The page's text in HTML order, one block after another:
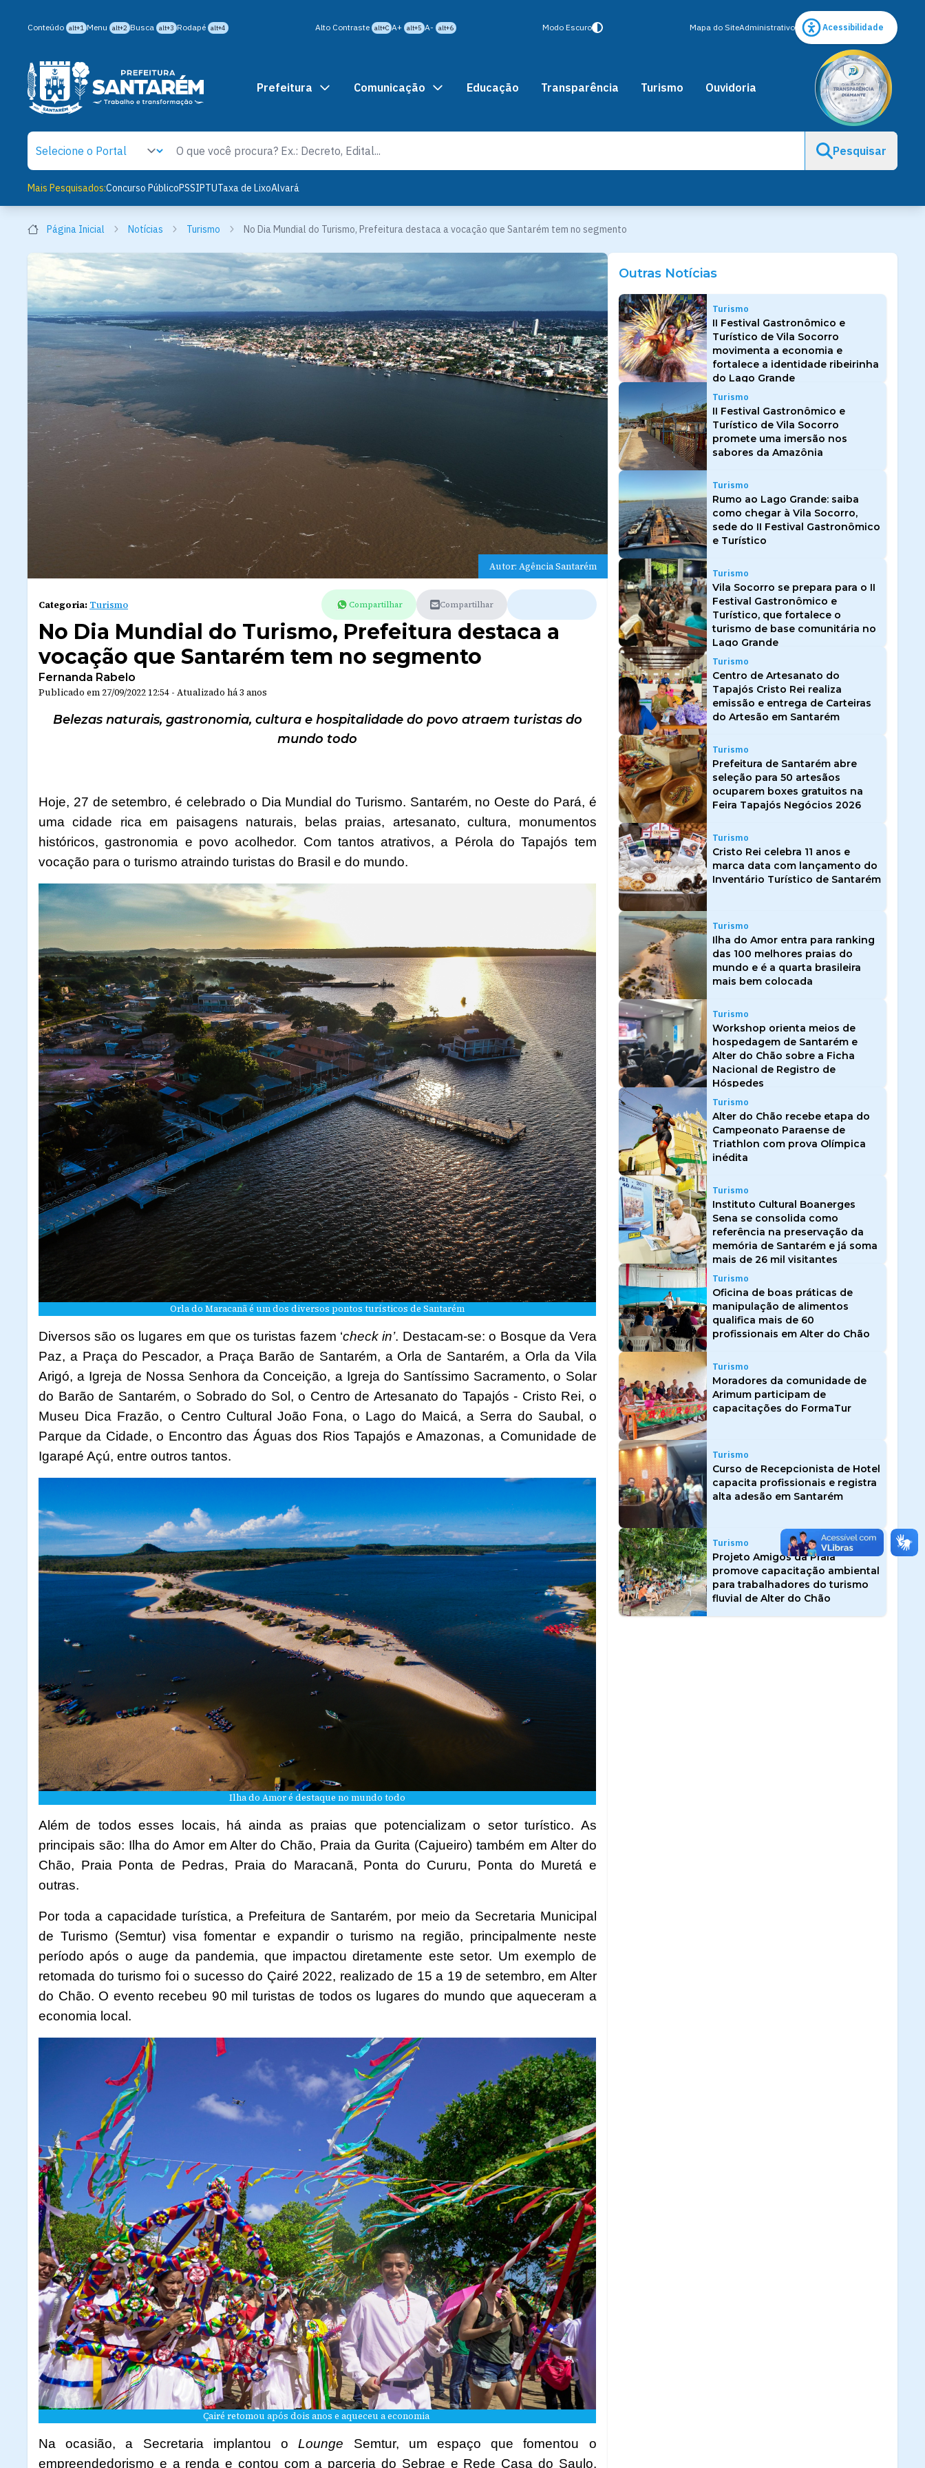
Conteúdo alt+1 Menu alt+2 Busca alt+3 Rodapé alt+4 Alto Contraste alt+C A+ alt+5 A- alt+6 Modo Escuro Mapa do SiteAdministrativo Acessibilidade
Prefeitura Comunicação Educação Transparência Turismo Ouvidoria
Pesquisar
Mais Pesquisados:Concurso PúblicoPSSIPTUTaxa de LixoAlvará
Página Inicial Notícias Turismo No Dia Mundial do Turismo, Prefeitura destaca a vocação que Santarém tem no segmento
Autor: Agência Santarém
Categoria: Turismo Compartilhar Compartilhar
No Dia Mundial do Turismo, Prefeitura destaca a
vocação que Santarém tem no segmento
Fernanda Rabelo
Publicado em 27/09/2022 12:54 - Atualizado há 3 anos
Belezas naturais, gastronomia, cultura e hospitalidade do povo atraem turistas do
mundo todo
Hoje, 27 de setembro, é celebrado o Dia Mundial do Turismo. Santarém, no Oeste do Pará, é
uma cidade rica em paisagens naturais, belas praias, artesanato, cultura, monumentos
históricos, gastronomia e povo acolhedor. Com tantos atrativos, a Pérola do Tapajós tem
vocação para o turismo atraindo turistas do Brasil e do mundo.
Orla do Maracanã é um dos diversos pontos turísticos de Santarém
Diversos são os lugares em que os turistas fazem ‘check in’. Destacam-se: o Bosque da Vera
Paz, a Praça do Pescador, a Praça Barão de Santarém, a Orla de Santarém, a Orla da Vila
Arigó, a Igreja de Nossa Senhora da Conceição, a Igreja do Santíssimo Sacramento, o Solar
do Barão de Santarém, o Sobrado do Sol, o Centro de Artesanato do Tapajós - Cristo Rei, o
Museu Dica Frazão, o Centro Cultural João Fona, o Lago do Maicá, a Serra do Saubal, o
Parque da Cidade, o Encontro das Águas dos Rios Tapajós e Amazonas, a Comunidade de
Igarapé Açú, entre outros tantos.
Ilha do Amor é destaque no mundo todo
Além de todos esses locais, há ainda as praias que potencializam o setor turístico. As
principais são: Ilha do Amor em Alter do Chão, Praia da Gurita (Cajueiro) também em Alter do
Chão, Praia Ponta de Pedras, Praia do Maracanã, Ponta do Cururu, Ponta do Muretá e
outras.
Por toda a capacidade turística, a Prefeitura de Santarém, por meio da Secretaria Municipal
de Turismo (Semtur) visa fomentar e expandir o turismo na região, principalmente neste
período após o auge da pandemia, que impactou diretamente este setor. Um exemplo de
retomada do turismo foi o sucesso do Çairé 2022, realizado de 15 a 19 de setembro, em Alter
do Chão. O evento recebeu 90 mil turistas de todos os lugares do mundo que aqueceram a
economia local.
Çairé retomou após dois anos e aqueceu a economia
Na ocasião, a Secretaria implantou oLounge Semtur, um espaço que fomentou o
empreendedorismo e a renda e contou com a parceria do Sebrae e Rede Casa do Saulo.
Outras Notícias
Turismo
II Festival Gastronômico e
Turístico de Vila Socorro
movimenta a economia e
fortalece a identidade ribeirinha
do Lago Grande
Turismo
II Festival Gastronômico e
Turístico de Vila Socorro
promete uma imersão nos
sabores da Amazônia
Turismo
Rumo ao Lago Grande: saiba
como chegar à Vila Socorro,
sede do II Festival Gastronômico
e Turístico
Turismo
Vila Socorro se prepara para o II
Festival Gastronômico e
Turístico, que fortalece o
turismo de base comunitária no
Lago Grande
Turismo
Centro de Artesanato do
Tapajós Cristo Rei realiza
emissão e entrega de Carteiras
do Artesão em Santarém
Turismo
Prefeitura de Santarém abre
seleção para 50 artesãos
ocuparem boxes gratuitos na
Feira Tapajós Negócios 2026
Turismo
Cristo Rei celebra 11 anos e
marca data com lançamento do
Inventário Turístico de Santarém
Turismo
Ilha do Amor entra para ranking
das 100 melhores praias do
mundo e é a quarta brasileira
mais bem colocada
Turismo
Workshop orienta meios de
hospedagem de Santarém e
Alter do Chão sobre a Ficha
Nacional de Registro de
Hóspedes
Turismo
Alter do Chão recebe etapa do
Campeonato Paraense de
Triathlon com prova Olímpica
inédita
Turismo
Instituto Cultural Boanerges
Sena se consolida como
referência na preservação da
memória de Santarém e já soma
mais de 26 mil visitantes
Turismo
Oficina de boas práticas de
manipulação de alimentos
qualifica mais de 60
profissionais em Alter do Chão
Turismo
Moradores da comunidade de
Arimum participam de
capacitações do FormaTur
Turismo
Curso de Recepcionista de Hotel
capacita profissionais e registra
alta adesão em Santarém
Turismo
Projeto Amigos da Praia
promove capacitação ambiental
para trabalhadores do turismo
fluvial de Alter do Chão